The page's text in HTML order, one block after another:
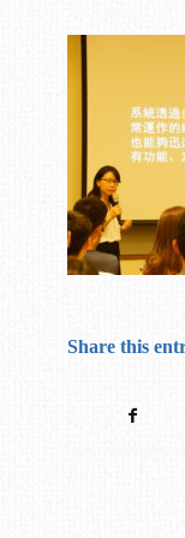
Share this